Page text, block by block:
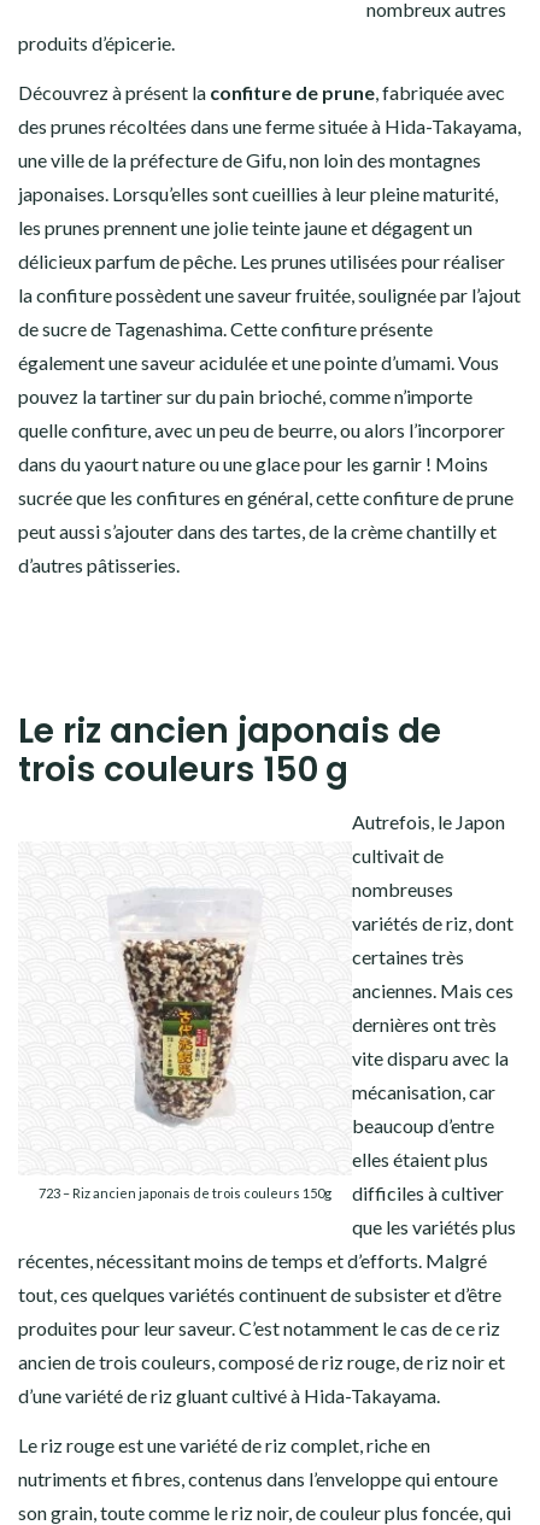
nombreux autres
produits d’épicerie.
Découvrez à présent la confiture de prune , fabriquée avec
des prunes récoltées dans une ferme située à Hida-Takayama,
une ville de la préfecture de Gifu, non loin des montagnes
japonaises. Lorsqu’elles sont cueillies à leur pleine maturité,
les prunes prennent une jolie teinte jaune et dégagent un
délicieux parfum de pêche. Les prunes utilisées pour réaliser
la confiture possèdent une saveur fruitée, soulignée par l’ajout
de sucre de Tagenashima. Cette confiture présente
également une saveur acidulée et une pointe d’umami. Vous
pouvez la tartiner sur du pain brioché, comme n’importe
quelle confiture, avec un peu de beurre, ou alors l’incorporer
dans du yaourt nature ou une glace pour les garnir ! Moins
sucrée que les confitures en général, cette confiture de prune
peut aussi s’ajouter dans des tartes, de la crème chantilly et
d’autres pâtisseries.
Le riz ancien japonais de
trois couleurs 150 g
723 – Riz ancien japonais de trois couleurs 150g
Autrefois, le Japon
cultivait de
nombreuses
variétés de riz, dont
certaines très
anciennes. Mais ces
dernières ont très
vite disparu avec la
mécanisation, car
beaucoup d’entre
elles étaient plus
difficiles à cultiver
que les variétés plus
récentes, nécessitant moins de temps et d’efforts. Malgré
tout, ces quelques variétés continuent de subsister et d’être
produites pour leur saveur. C’est notamment le cas de ce riz
ancien de trois couleurs, composé de riz rouge, de riz noir et
d’une variété de riz gluant cultivé à Hida-Takayama.
Le riz rouge est une variété de riz complet, riche en
nutriments et fibres, contenus dans l’enveloppe qui entoure
son grain, toute comme le riz noir, de couleur plus foncée, qui